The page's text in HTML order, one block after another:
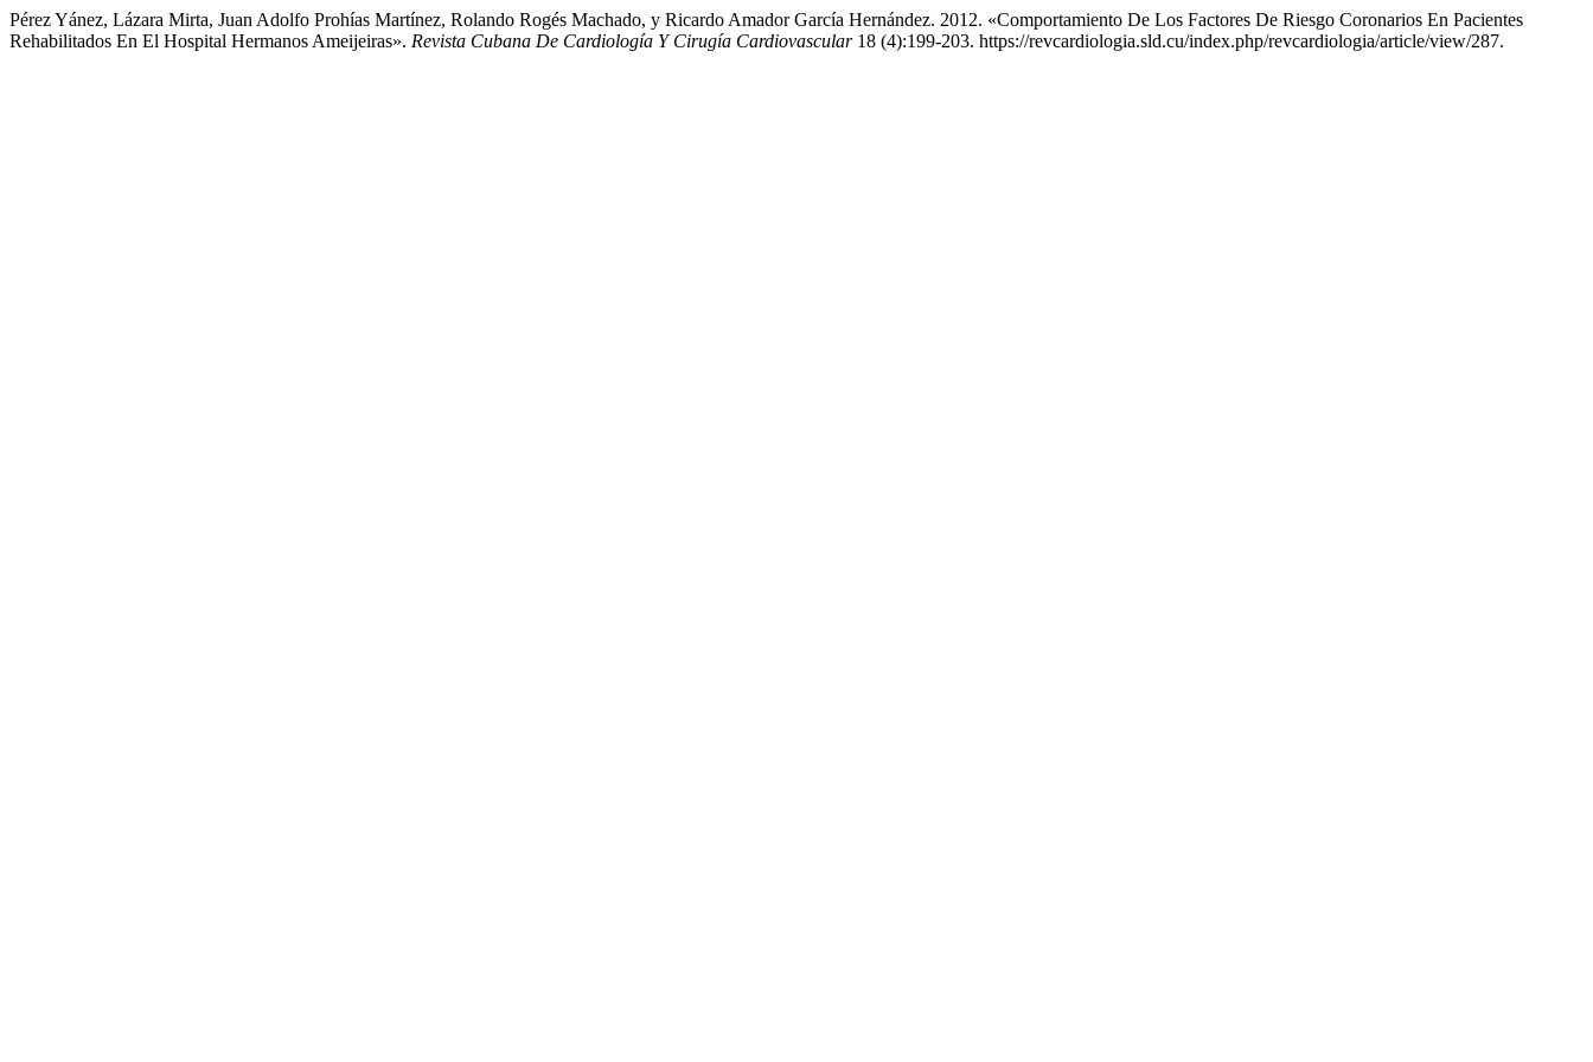
Pérez Yánez, Lázara Mirta, Juan Adolfo Prohías Martínez, Rolando Rogés Machado, y Ricardo Amador García Hernández. 2012. «Comportamiento De Los Factores De Riesgo Coronarios En Pacientes
Rehabilitados En El Hospital Hermanos Ameijeiras». Revista Cubana De Cardiología Y Cirugía Cardiovascular18 (4):199-203. https://revcardiologia.sld.cu/index.php/revcardiologia/article/view/287.